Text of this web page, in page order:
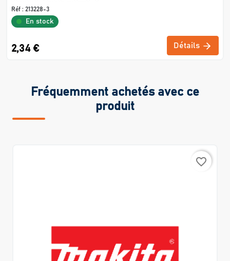
Réf : 213228-3
En stock
2,34 € Détails
Fréquemment achetés avec ce
produit
favorite_border